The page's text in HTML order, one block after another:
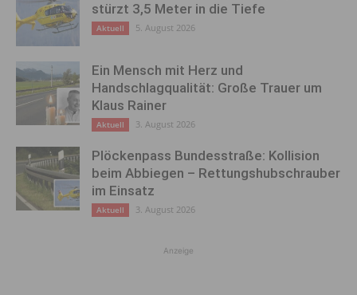
stürzt 3,5 Meter in die Tiefe
Aktuell 5. August 2026
Ein Mensch mit Herz und
Handschlagqualität: Große Trauer um
Klaus Rainer
Aktuell 3. August 2026
Plöckenpass Bundesstraße: Kollision
beim Abbiegen – Rettungshubschrauber
im Einsatz
Aktuell 3. August 2026
Anzeige